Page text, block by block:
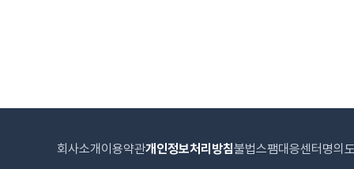
회사소개 이용약관개인정보처리방침불법스팸대응센터 명의